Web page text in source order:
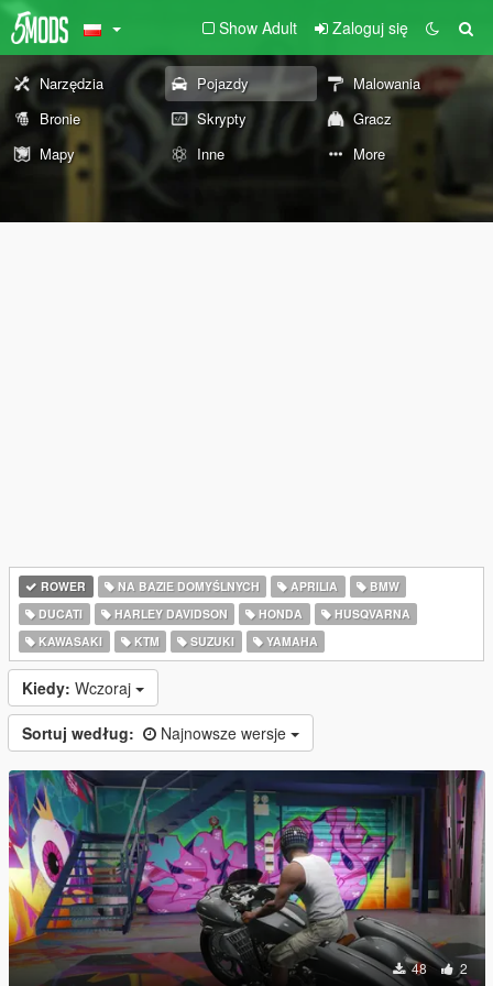
Show Adult Zaloguj się
Narzędzia Pojazdy
Malowania
Bronie
Skrypty
Gracz
Mapy
Inne More
ROWER NA BAZIE DOMYŚLNYCH APRILIA
BMW
DUCATI
HARLEY DAVIDSON HONDA
HUSQVARNA
KAWASAKI
KTM SUZUKI YAMAHA
Kiedy: Wczoraj
Sortuj według: Najnowsze wersje
48 2